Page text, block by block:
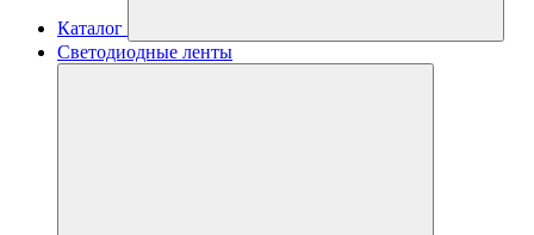
Каталог
Светодиодные ленты